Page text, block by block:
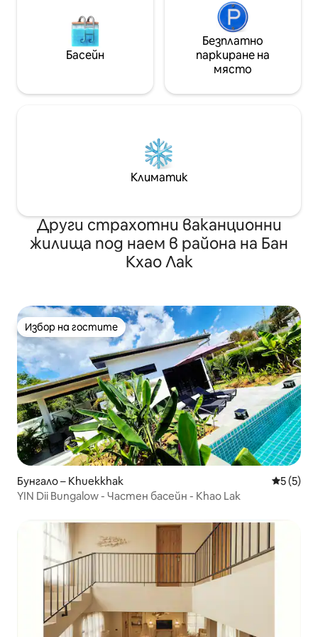
Басейн
Безплатно
паркиране на
място
Климатик
Други страхотни ваканционни
жилища под наем в района на Бан
Кхао Лак
Избор на гостите
Избор на гостите
Бунгало – Khuekkhak Средна
5 (5)
YIN Dii Bungalow - Частен басейн - Khao Lak